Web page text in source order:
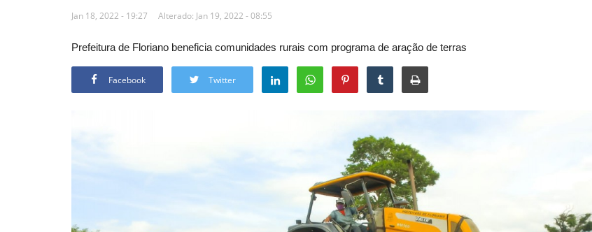
Jan 18, 2022 - 19:27 Alterado: Jan 19, 2022 - 08:55
Prefeitura de Floriano beneficia comunidades rurais com programa de aração de terras
Facebook Twitter